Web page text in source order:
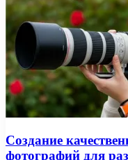
Создание
фотографий для